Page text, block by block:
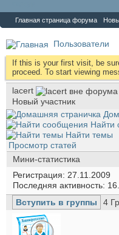
Главная страница форума
Пользователи
If this is your first visit, be
proceed. To start viewing
lacert
Новый участник
Найти
Найти темы
Просмотр статей
Мини-статистика
Регистрация
27.11.2009
Последняя активность
Вступить в группы
4